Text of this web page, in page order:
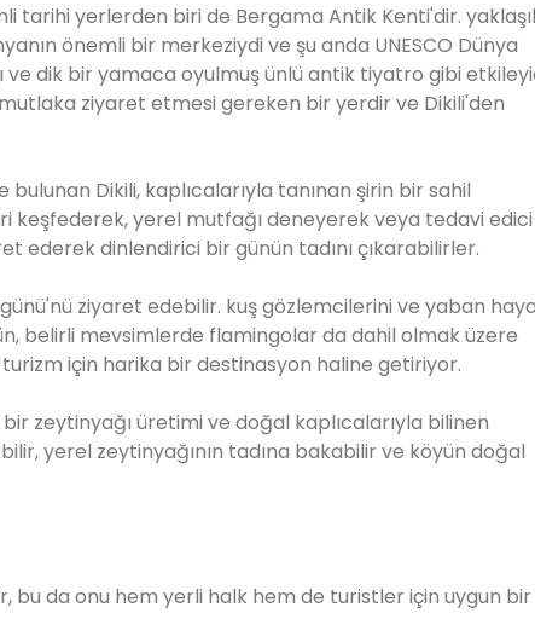
tarihi yerlerden biri de Bergama Antik Kenti'dir.
önemli bir merkeziydi ve şu anda UNESCO Dünya
ve dik bir yamaca oyulmuş ünlü antik tiyatro gibi
mutlaka ziyaret etmesi gereken bir yerdir ve Dikili'den
Dikili, kaplıcalarıyla tanınan şirin bir sahil
keşfederek, yerel mutfağı deneyerek veya tedavi edici
ederek dinlendirici bir günün tadını çıkarabilirler.
ziyaret edebilir. kuş gözlemcilerini ve yaban
belirli mevsimlerde flamingolar da dahil olmak üzere
için harika bir destinasyon haline getiriyor.
zeytinyağı üretimi ve doğal kaplıcalarıyla bilinen
yerel zeytinyağının tadına bakabilir ve köyün doğal
bu da onu hem yerli halk hem de turistler için uygun bir